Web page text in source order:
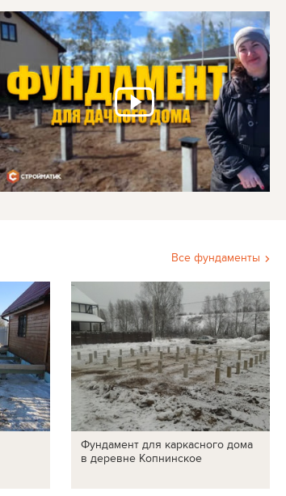
Все фундаменты
Фундамент для каркасного дома
в деревне Копнинское